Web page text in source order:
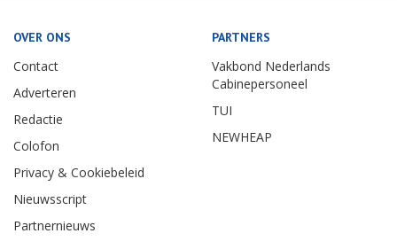
OVER ONS
Contact
Adverteren
Redactie
Colofon
Privacy & Cookiebeleid
Nieuwsscript
Partnernieuws
PARTNERS
Vakbond Nederlands
Cabinepersoneel
TUI
NEWHEAP